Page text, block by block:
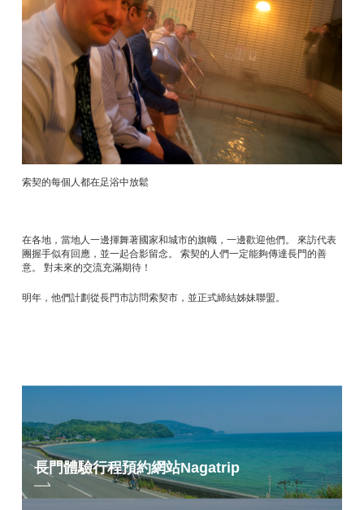
索契的每個人都在足浴中放鬆
在各地，當地人一邊揮舞著國家和城市的旗幟，一邊歡迎他們。 來訪代表
團握手似有回應，並一起合影留念。 索契的人們一定能夠傳達長門的善
意。 對未來的交流充滿期待！
明年，他們計劃從長門市訪問索契市，並正式締結姊妹聯盟。
長門體驗行程預約網站Nagatrip